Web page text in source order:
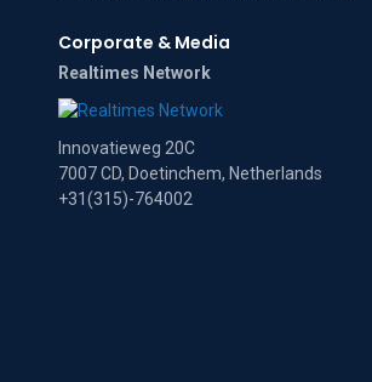
Corporate & Media
Realtimes Network
Innovatieweg 20C
7007 CD, Doetinchem, Netherlands
+31(315)-764002